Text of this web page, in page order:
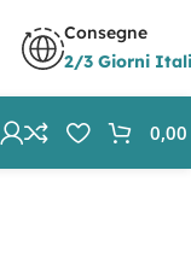
Consegne
2/3 Giorni
0,00